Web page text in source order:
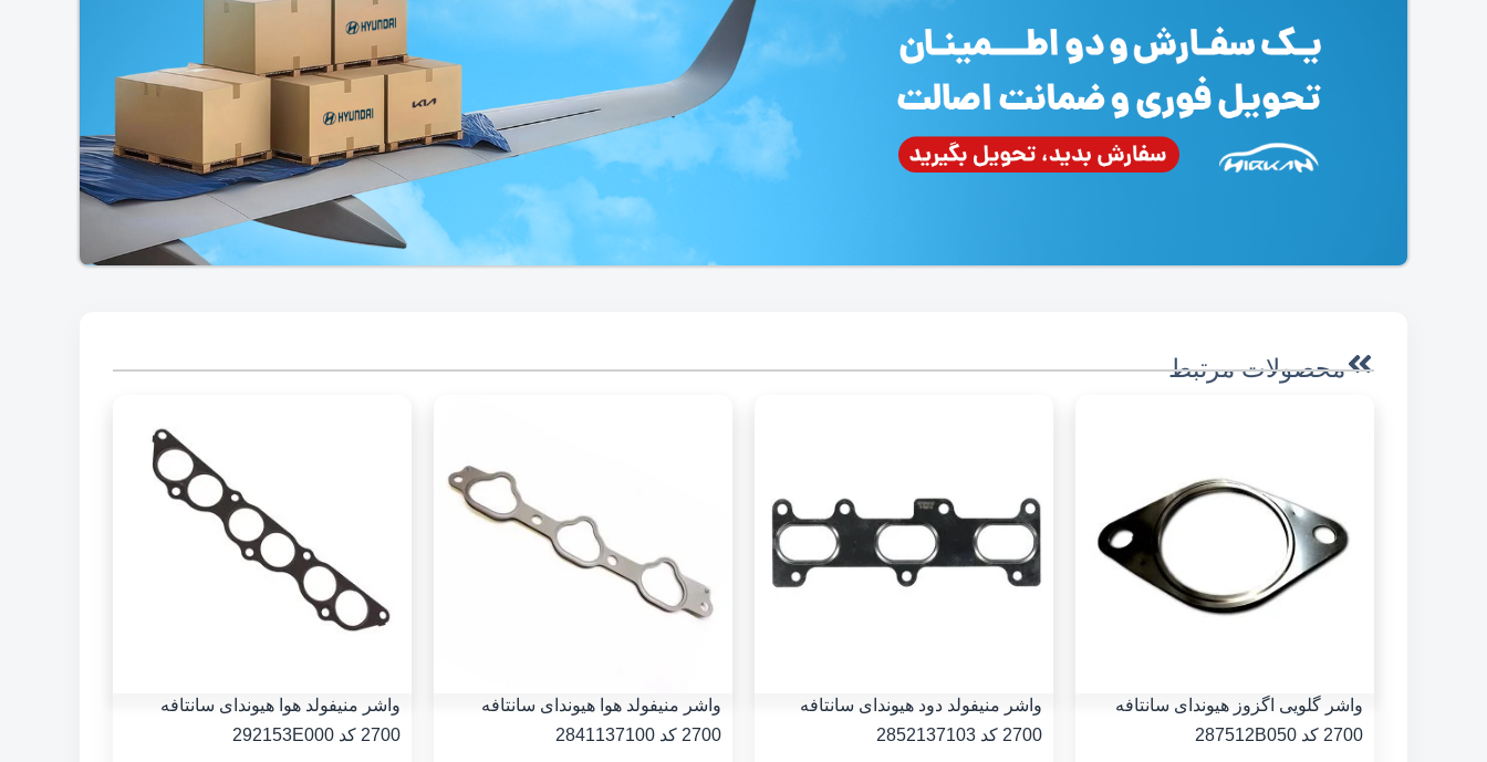
محصولات مرتبط
واشر گلویی اگزوز هیوندای سانتافه
2700 کد 287512B050
واشر منیفولد دود هیوندای سانتافه
2700 کد 2852137103
واشر منیفولد هوا هیوندای سانتافه
2700 کد 2841137100
واشر منیفولد هوا هیوندای سانتافه
2700 کد 292153E000